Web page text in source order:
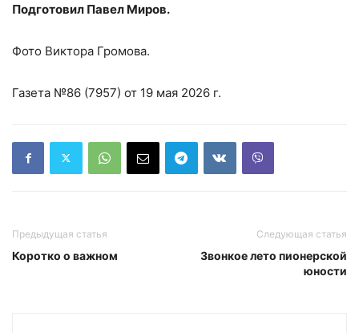
Подготовил Павел Миров.
Фото Виктора Громова.
Газета №86 (7957) от 19 мая 2026 г.
Предыдущая статья
Коротко о важном
Следующая статья
Звонкое лето пионерской
юности